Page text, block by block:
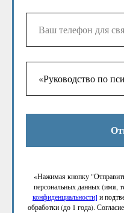
«Нажимая кнопку
персональных данных (имя,
конфиденциальности] и
обработки (до 1 года).